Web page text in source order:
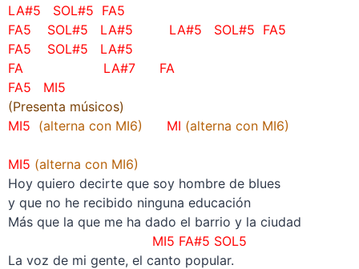
LA#5 SOL#5 FA5
FA5 SOL#5 LA#5 LA#5 SOL#5 FA5
FA5 SOL#5 LA#5
FA LA#7 FA
FA5 MI5
(Presenta músicos)
MI5 (alterna con MI6) MI (alterna con MI6)
MI5 (alterna con MI6)
Hoy quiero decirte que soy hombre de blues
y que no he recibido ninguna educación
Más que la que me ha dado el barrio y la ciudad
MI5 FA#5 SOL5
La voz de mi gente, el canto popular.